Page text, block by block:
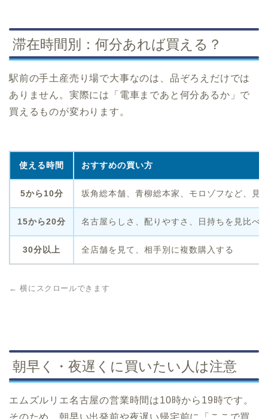
滞在時間別：何分あれば買える？
駅前の手土産売り場で大事なのは、品ぞろえだけでは
ありません。実際には「電車まであと何分あるか」で
買えるものが変わります。
使える時間 おすすめの買い方
5から10分 坂角総本舗、青柳総本家、モロゾフなど、見
15から20分 名古屋らしさ、配りやすさ、日持ちを見比べ
30分以上 全店舗を見て、相手別に複数購入する
← 横にスクロールできます
朝早く・夜遅くに買いたい人は注意
エムズルリエ名古屋の営業時間は10時から19時です。
そのため、朝早い出発前や夜遅い帰宅前に「ここで買